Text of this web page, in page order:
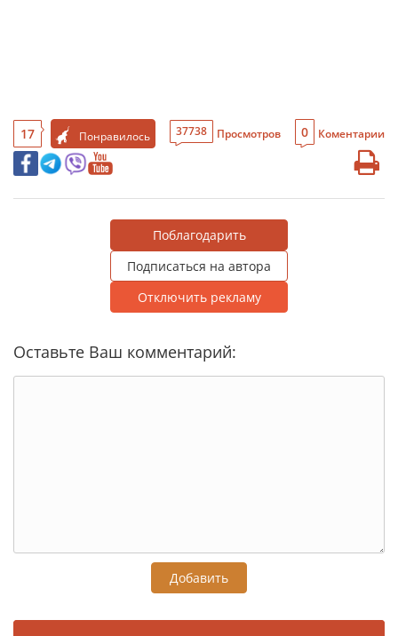
17 Понравилось 37738 Просмотров 0 Коментарии
Поблагодарить
Подписаться на автора
Отключить рекламу
Оставьте Ваш комментарий:
Добавить